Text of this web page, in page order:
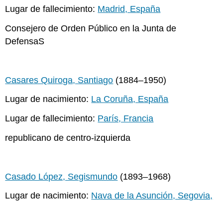
Lugar de fallecimiento: Madrid, España
Consejero de Orden Público en la Junta de
DefensaS
Casares Quiroga, Santiago (1884–1950)
Lugar de nacimiento: La Coruña, España
Lugar de fallecimiento: París, Francia
republicano de centro-izquierda
Casado López, Segismundo (1893–1968)
Lugar de nacimiento: Nava de la Asunción, Segovia,